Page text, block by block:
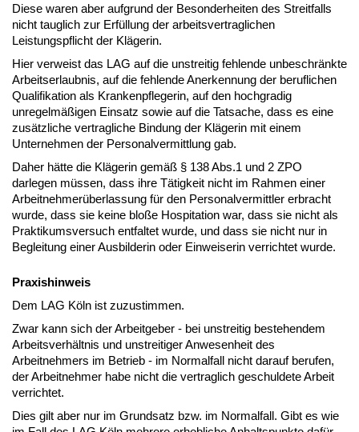
Diese waren aber aufgrund der Besonderheiten des Streitfalls
nicht tauglich zur Erfüllung der arbeitsvertraglichen
Leistungspflicht der Klägerin.
Hier verweist das LAG auf die unstreitig fehlende unbeschränkte
Arbeitserlaubnis, auf die fehlende Anerkennung der beruflichen
Qualifikation als Krankenpflegerin, auf den hochgradig
unregelmäßigen Einsatz sowie auf die Tatsache, dass es eine
zusätzliche vertragliche Bindung der Klägerin mit einem
Unternehmen der Personalvermittlung gab.
Daher hätte die Klägerin gemäß § 138 Abs.1 und 2 ZPO
darlegen müssen, dass ihre Tätigkeit nicht im Rahmen einer
Arbeitnehmerüberlassung für den Personalvermittler erbracht
wurde, dass sie keine bloße Hospitation war, dass sie nicht als
Praktikumsversuch entfaltet wurde, und dass sie nicht nur in
Begleitung einer Ausbilderin oder Einweiserin verrichtet wurde.
Praxishinweis
Dem LAG Köln ist zuzustimmen.
Zwar kann sich der Arbeitgeber - bei unstreitig bestehendem
Arbeitsverhältnis und unstreitiger Anwesenheit des
Arbeitnehmers im Betrieb - im Normalfall nicht darauf berufen,
der Arbeitnehmer habe nicht die vertraglich geschuldete Arbeit
verrichtet.
Dies gilt aber nur im Grundsatz bzw. im Normalfall. Gibt es wie